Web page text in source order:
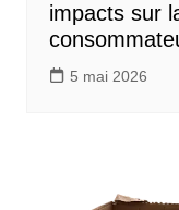
impacts sur
5 mai 2026